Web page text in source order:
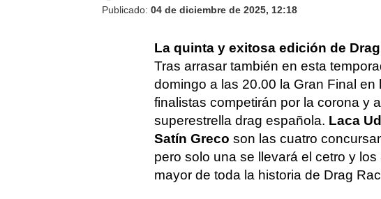
Publicado: 04 de diciembre de 2025, 12:18
La quinta y exitosa edición de
Tras arrasar también en esta
domingo a las 20.00 la Gran Final en
finalistas competirán por la corona y
superestrella drag española. Laca
Satín Greco son las cuatro
pero solo una se llevará el cetro y los
mayor de toda la historia de Drag